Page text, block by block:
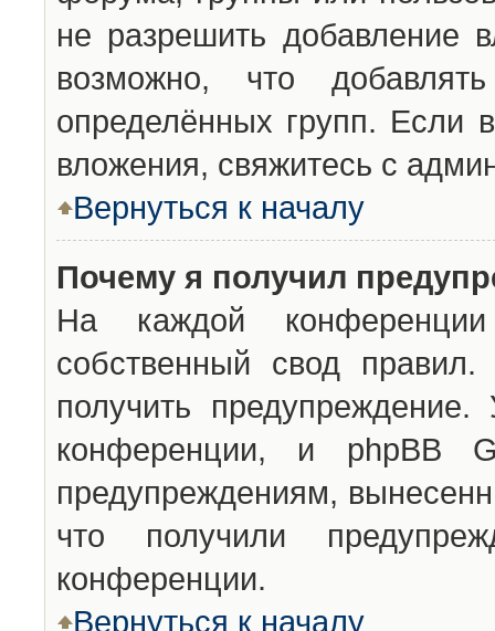
не разрешить добавление
возможно, что
определённых групп. Если
вложения, свяжитесь с
Вернуться к началу
Почему я получил
На каждой конференции
собственный свод
получить
конференции, и phpBB
предупреждениям,
что получили
конференции.
Вернуться к началу